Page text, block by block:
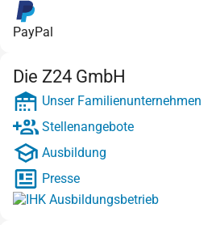
PayPal
Die Z24 GmbH
Unser Familienunternehmen
Stellenangebote
Ausbildung
Presse